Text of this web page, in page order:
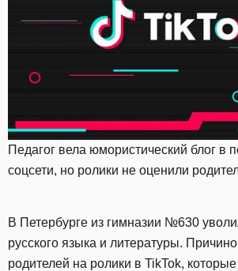
Педагог вела юмористический блог в
соцсети, но ролики не оценили
В Петербурге из гимназии №630
русского языка и литературы.
родителей на ролики в TikTok,